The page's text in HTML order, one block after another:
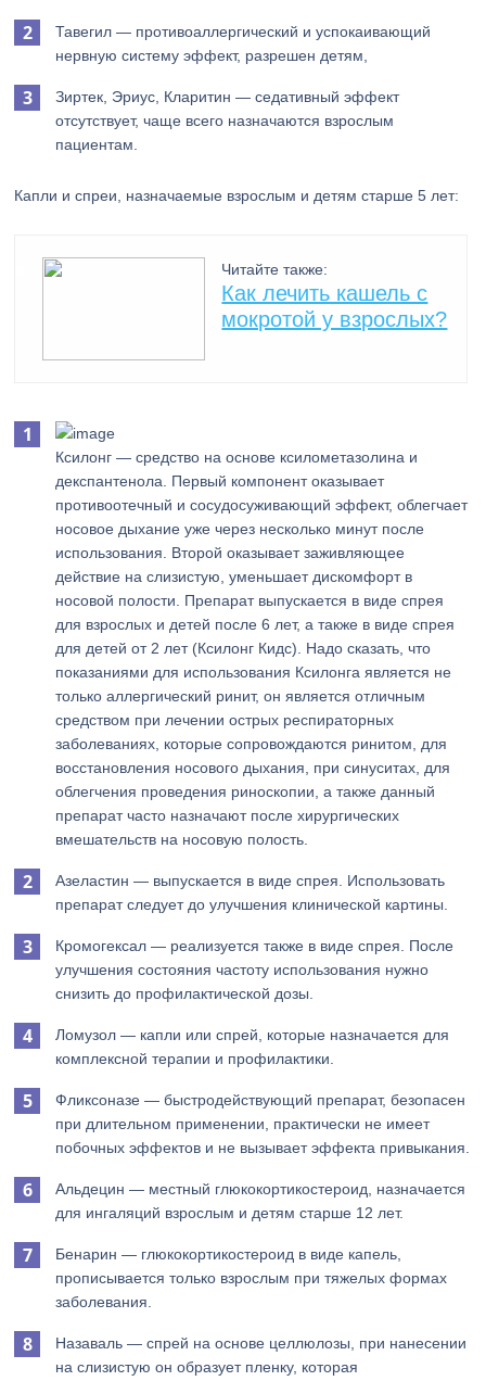
Тавегил — противоаллергический и успокаивающий
нервную систему эффект, разрешен детям,
Зиртек, Эриус, Кларитин — седативный эффект
отсутствует, чаще всего назначаются взрослым
пациентам.
Капли и спреи, назначаемые взрослым и детям старше 5 лет:
Читайте также:
Как лечить кашель с
мокротой у взрослых?
Ксилонг — средство на основе ксилометазолина и
декспантенола. Первый компонент оказывает
противоотечный и сосудосуживающий эффект, облегчает
носовое дыхание уже через несколько минут после
использования. Второй оказывает заживляющее
действие на слизистую, уменьшает дискомфорт в
носовой полости. Препарат выпускается в виде спрея
для взрослых и детей после 6 лет, а также в виде спрея
для детей от 2 лет (Ксилонг Кидс). Надо сказать, что
показаниями для использования Ксилонга является не
только аллергический ринит, он является отличным
средством при лечении острых респираторных
заболеваниях, которые сопровождаются ринитом, для
восстановления носового дыхания, при синуситах, для
облегчения проведения риноскопии, а также данный
препарат часто назначают после хирургических
вмешательств на носовую полость.
Азеластин — выпускается в виде спрея. Использовать
препарат следует до улучшения клинической картины.
Кромогексал — реализуется также в виде спрея. После
улучшения состояния частоту использования нужно
снизить до профилактической дозы.
Ломузол — капли или спрей, которые назначается для
комплексной терапии и профилактики.
Фликсоназе — быстродействующий препарат, безопасен
при длительном применении, практически не имеет
побочных эффектов и не вызывает эффекта привыкания.
Альдецин — местный глюкокортикостероид, назначается
для ингаляций взрослым и детям старше 12 лет.
Бенарин — глюкокортикостероид в виде капель,
прописывается только взрослым при тяжелых формах
заболевания.
Назаваль — спрей на основе целлюлозы, при нанесении
на слизистую он образует пленку, которая